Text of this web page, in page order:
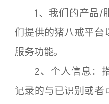
1、我们的产品/
们提供的猪八戒平台
服务功能。
2、个人信息：指
记录的与已识别或者